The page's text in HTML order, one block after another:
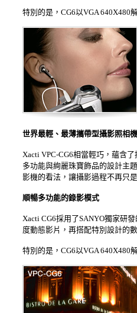
特別的是，CG6以VGA 640X480
世界最輕、最薄攜帶型攝影照相機
Xacti VPC-CG6相當輕巧，蘊含
多功能與絢麗珠寶飾品的設計主
影機的看法，讓攝影過程不再只
順暢多功能的錄影模式
Xacti CG6採用了SANYO獨家研
度動態影片，再搭配特別設計的
特別的是，CG6以VGA 640X480